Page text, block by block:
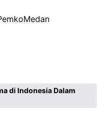
di Indonesia Dalam